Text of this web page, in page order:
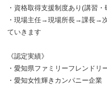
・資格取得支援制度あり(講習
・現場主任→現場所長→課長→
ていきます
《認定実績》
・愛知県ファミリーフレンドリ
・愛知女性輝きカンパニー企業